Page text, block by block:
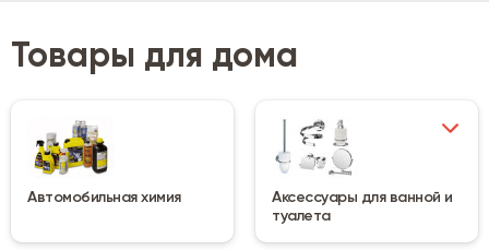
Товары для дома
Автомобильная химия
Аксессуары для ванной и
туалета